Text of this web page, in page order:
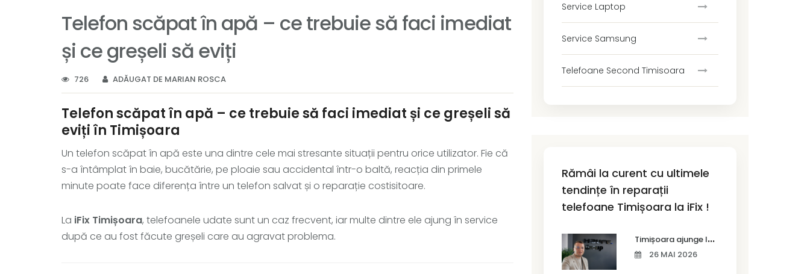
Telefon scăpat în apă – ce trebuie să faci imediat
și ce greșeli să eviți
726 ADĂUGAT DE MARIAN ROSCA
Telefon scăpat în apă – ce trebuie să faci imediat și ce greșeli să
eviți în Timișoara
Un telefon scăpat în apă este una dintre cele mai stresante situații pentru orice utilizator. Fie că
s-a întâmplat în baie, bucătărie, pe ploaie sau accidental într-o baltă, reacția din primele
minute poate face diferența între un telefon salvat și o reparație costisitoare.
La iFix Timișoara, telefoanele udate sunt un caz frecvent, iar multe dintre ele ajung în service
după ce au fost făcute greșeli care au agravat problema.
Service Laptop
Service Samsung
Telefoane Second Timisoara
Rămâi la curent cu ultimele
tendințe în reparații
telefoane Timișoara la iFix !
T
imișoara ajunge la Vodafone Business Bootcamp prin Marius Cermian de la Armour România
26 MAI 2026